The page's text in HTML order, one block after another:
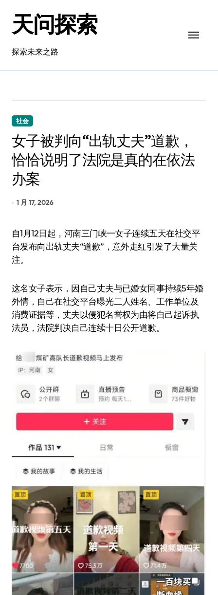
天问探索
探索未来之路
社会
女子被判向“出轨丈夫”道歉，
恰恰说明了法院是真的在依法
办案
1 月 17, 2026
自1月12日起，河南三门峡一女子连续五天在社交平
台发布向出轨丈夫“道歉”，意外走红引发了大量关
注。
这名女子表示，因自己丈夫与已婚女同事持续5年婚
外情，自己在社交平台曝光二人姓名、工作单位及
消费证据等，丈夫以侵犯名誉权为由将自己起诉执
法员，法院判决自己连续十日公开道歉。